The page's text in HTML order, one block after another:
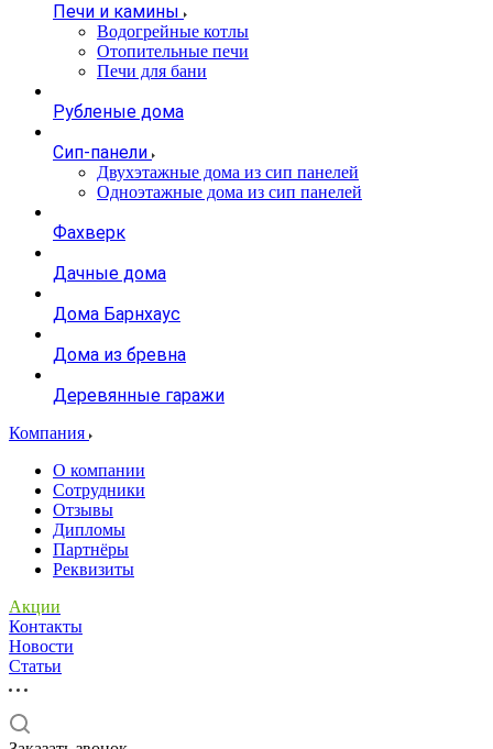
Печи и камины
Водогрейные котлы
Отопительные печи
Печи для бани
Рубленые дома
Сип-панели
Двухэтажные дома из сип панелей
Одноэтажные дома из сип панелей
Фахверк
Дачные дома
Дома Барнхаус
Дома из бревна
Деревянные гаражи
Компания
О компании
Сотрудники
Отзывы
Дипломы
Партнёры
Реквизиты
Акции
Контакты
Новости
Статьи